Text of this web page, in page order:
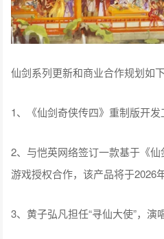
仙剑系列更新和商业合作规划如下
1、《仙剑奇侠传四》重制版开发
2、与恺英网络签订一款基于《
游戏授权合作，该产品将于2026
3、黄子弘凡担任“寻仙大使”，演